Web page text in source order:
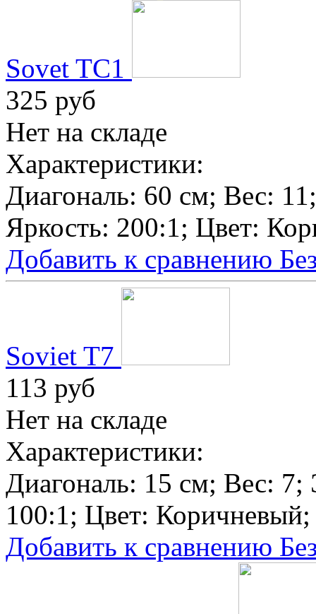
Sovet TC1
325 руб
Нет на складе
Характеристики:
Диагональ: 60 см; Вес: 11
Яркость: 200:1; Цвет:
Добавить к сравнению
Soviet T7
113 руб
Нет на складе
Характеристики:
Диагональ: 15 см; Вес: 7;
100:1; Цвет: Коричневый;
Добавить к сравнению